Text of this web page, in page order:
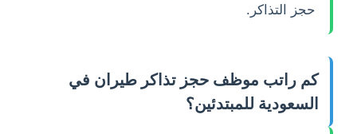
حجز التذاكر.
كم راتب موظف حجز تذاكر طيران في
السعودية للمبتدئين؟